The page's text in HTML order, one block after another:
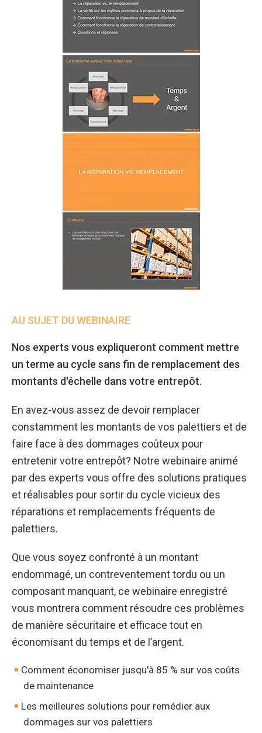
AU SUJET DU WEBINAIRE
Nos experts vous expliqueront comment mettre
un terme au cycle sans fin de remplacement des
montants d'échelle dans votre entrepôt.
En avez-vous assez de devoir remplacer
constamment les montants de vos palettiers et de
faire face à des dommages coûteux pour
entretenir votre entrepôt? Notre webinaire animé
par des experts vous offre des solutions pratiques
et réalisables pour sortir du cycle vicieux des
réparations et remplacements fréquents de
palettiers.
Que vous soyez confronté à un montant
endommagé, un contreventement tordu ou un
composant manquant, ce webinaire enregistré
vous montrera comment résoudre ces problèmes
de manière sécuritaire et efficace tout en
économisant du temps et de l’argent.
Comment économiser jusqu'à 85 % sur vos coûts
de maintenance
Les meilleures solutions pour remédier aux
dommages sur vos palettiers